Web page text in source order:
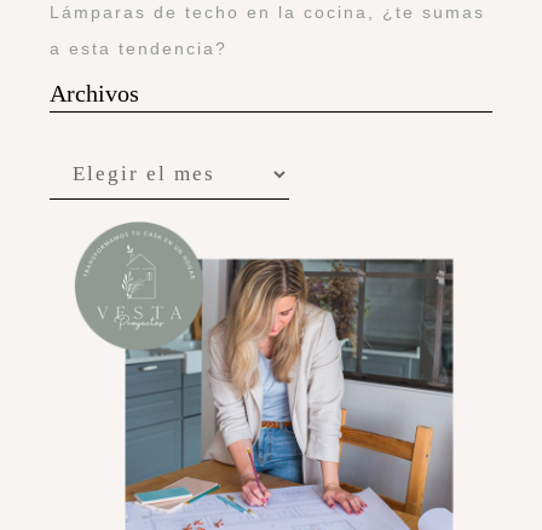
Lámparas de techo en la cocina, ¿te sumas
a esta tendencia?
Archivos